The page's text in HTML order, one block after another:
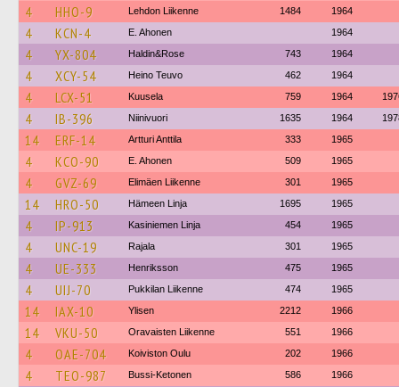
4 HHO-9 Lehdon Liikenne 1484 1964
4 KCN-4 E. Ahonen 1964
4 YX-804 Haldin&Rose 743 1964
4 XCY-54 Heino Teuvo 462 1964
4 LCX-51 Kuusela 759 1964
4 IB-396 Niinivuori 1635 1964
14 ERF-14 Artturi Anttila 333 1965
4 KCO-90 E. Ahonen 509 1965
4 GVZ-69 Elimäen Liikenne 301 1965
14 HRO-50 Hämeen Linja 1695 1965
4 IP-913 Kasiniemen Linja 454 1965
4 UNC-19 Rajala 301 1965
4 UE-333 Henriksson 475 1965
4 UIJ-70 Pukkilan Liikenne 474 1965
14 IAX-10 Ylisen 2212 1966
14 VKU-50 Oravaisten Liikenne 551 1966
4 OAE-704 Koiviston Oulu 202 1966
4 TEO-987 Bussi-Ketonen 586 1966